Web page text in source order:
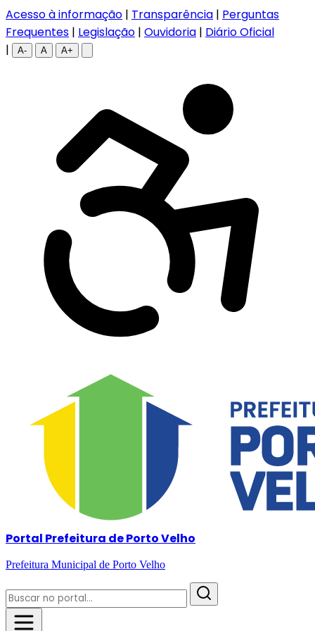
Acesso à informação | Transparência | Perguntas
Frequentes | Legislação | Ouvidoria | Diário Oficial
|
A- A A+
Portal Prefeitura de Porto Velho
Prefeitura Municipal de Porto Velho